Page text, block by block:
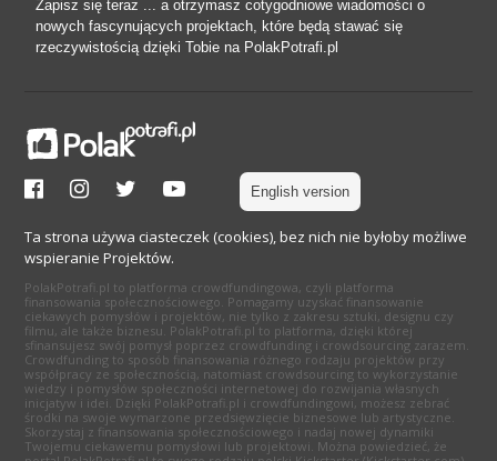
Zapisz się teraz ... a otrzymasz cotygodniowe wiadomości o
nowych fascynujących projektach, które będą stawać się
rzeczywistością dzięki Tobie na PolakPotrafi.pl
English version
Ta strona używa ciasteczek (cookies), bez nich nie byłoby możliwe
wspieranie Projektów.
PolakPotrafi.pl to platforma crowdfundingowa, czyli platforma
finansowania społecznościowego. Pomagamy uzyskać finansowanie
ciekawych pomysłów i projektów, nie tylko z zakresu sztuki, designu czy
filmu, ale także biznesu. PolakPotrafi.pl to platforma, dzięki której
sfinansujesz swój pomysł poprzez crowdfunding i crowdsourcing zarazem.
Crowdfunding to sposób finansowania różnego rodzaju projektów przy
współpracy ze społecznością, natomiast crowdsourcing to wykorzystanie
wiedzy i pomysłów społeczności internetowej do rozwijania własnych
inicjatyw i idei. Dzięki PolakPotrafi.pl i crowdfundingowi, możesz zebrać
środki na swoje wymarzone przedsięwzięcie biznesowe lub artystyczne.
Skorzystaj z finansowania społecznościowego i nadaj nowej dynamiki
Twojemu ciekawemu pomysłowi lub projektowi. Można powiedzieć, że